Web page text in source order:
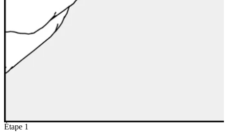
Étape 1